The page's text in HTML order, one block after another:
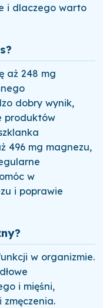
i dlaczego warto
aż 248 mg
dobry wynik,
produktów
496 mg magnezu,
w
i poprawie
w organizmie.
i mięśni,